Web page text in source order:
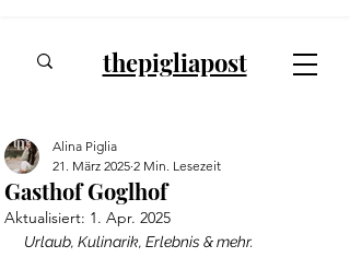
thepigliapost
Gasthof Goglhof
Alina Piglia
21. März 2025 2 Min. Lesezeit
Aktualisiert: 1. Apr. 2025
Urlaub, Kulinarik, Erlebnis & mehr.